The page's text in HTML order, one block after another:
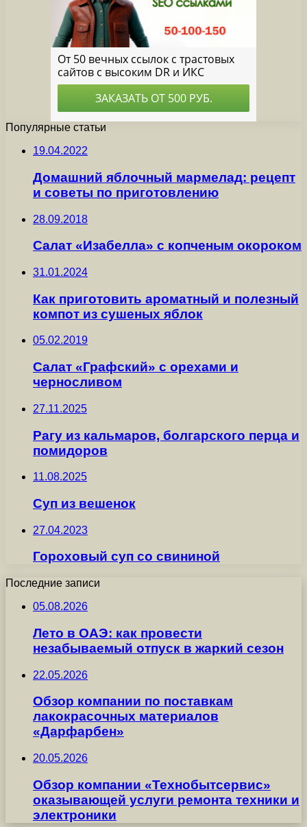
Популярные статьи
19.04.2022
Домашний яблочный мармелад: рецепт
и советы по приготовлению
28.09.2018
Салат «Изабелла» с копченым окороком
31.01.2024
Как приготовить ароматный и полезный
компот из сушеных яблок
05.02.2019
Салат «Графский» с орехами и
черносливом
27.11.2025
Рагу из кальмаров, болгарского перца и
помидоров
11.08.2025
Суп из вешенок
27.04.2023
Гороховый суп со свининой
Последние записи
05.08.2026
Лето в ОАЭ: как провести
незабываемый отпуск в жаркий сезон
22.05.2026
Обзор компании по поставкам
лакокрасочных материалов
«Дарфарбен»
20.05.2026
Обзор компании «Технобытсервис»
оказывающей услуги ремонта техники и
электроники